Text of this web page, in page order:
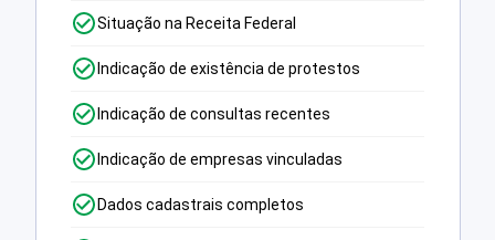
Situação na Receita Federal
Indicação de existência de protestos
Indicação de consultas recentes
Indicação de empresas vinculadas
Dados cadastrais completos